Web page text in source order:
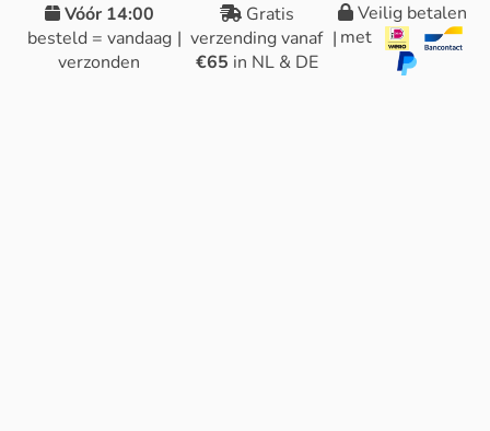
Vóór 14:00
besteld = vandaag
verzonden
|
Gratis
verzending vanaf
€65 in NL & DE
|
Veilig betalen
met